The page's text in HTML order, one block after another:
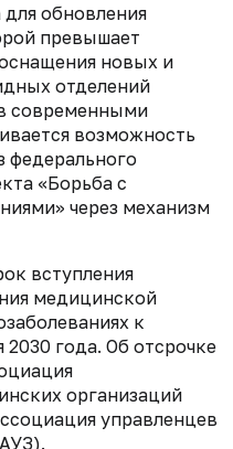
обновления
превышает
новых и
отделений
современными
возможность
федерального
«Борьба с
через механизм
вступления
медицинской
к
2030 года. Об отсрочке
организаций
управленцев